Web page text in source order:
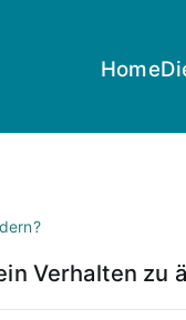
Home
Verhalten zu